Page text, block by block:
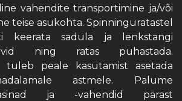
vahendite transportimine ja/või
teise asukohta. Spinninguratastel
keerata sadula ja lenkstangi
ning ratas puhastada.
tuleb peale kasutamist asetada
astmele. Palume
ja -vahendid pärast